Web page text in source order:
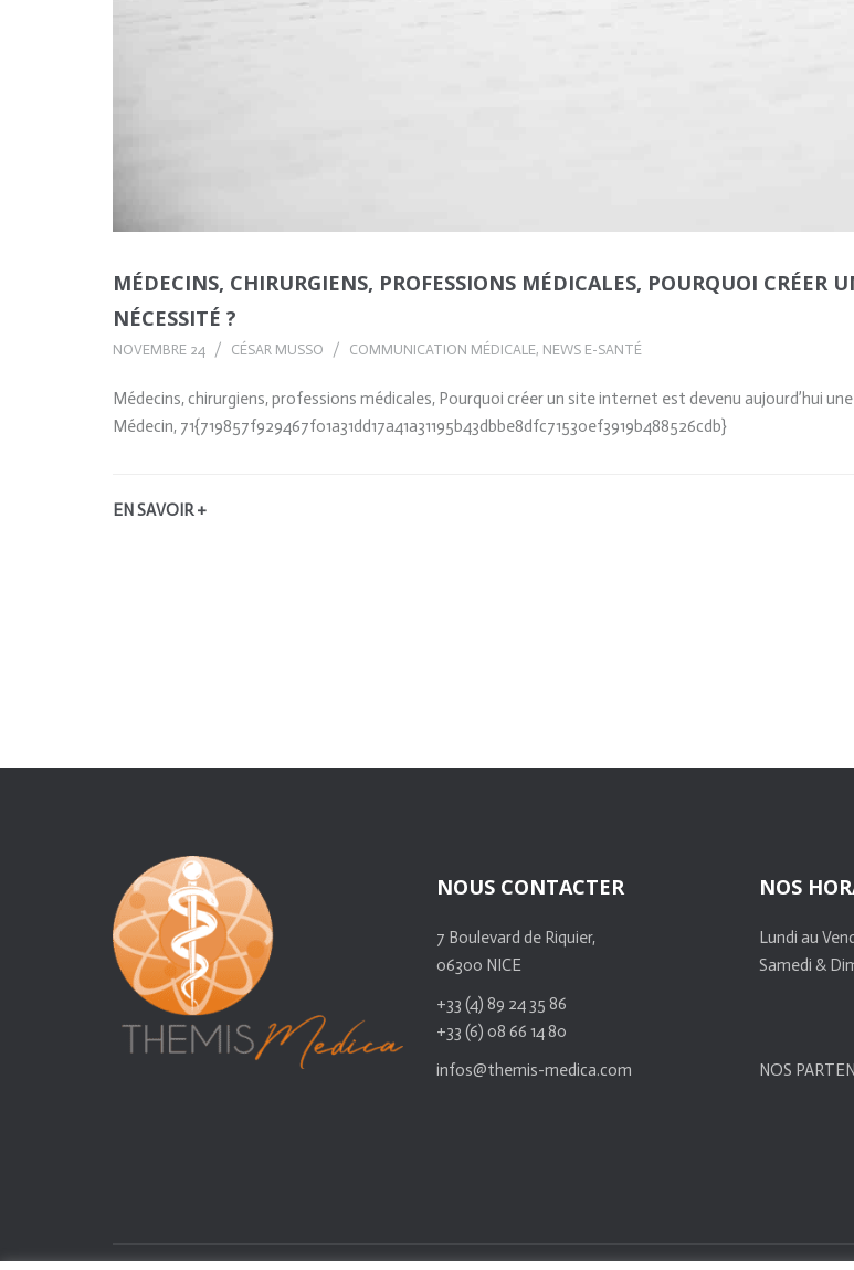
MÉDECINS, CHIRURGIENS, PROFESSIONS MÉDICALES, POURQUOI CRÉER
NÉCESSITÉ ?
NOVEMBRE 24 CÉSAR MUSSO COMMUNICATION MÉDICALE, NEWS E-SANTÉ
Médecins, chirurgiens, professions médicales, Pourquoi créer un site internet est devenu aujourd’hui
Médecin, 71{719857f929467f01a31dd17a41a31195b43dbbe8dfc71530ef3919b488526cdb}
EN SAVOIR +
NOUS CONTACTER
7 Boulevard de Riquier,
06300 NICE
+33 (4) 89 24 35 86
+33 (6) 08 66 14 80
infos@themis-medica.com
NOS
Lundi au
Samedi &
NOS